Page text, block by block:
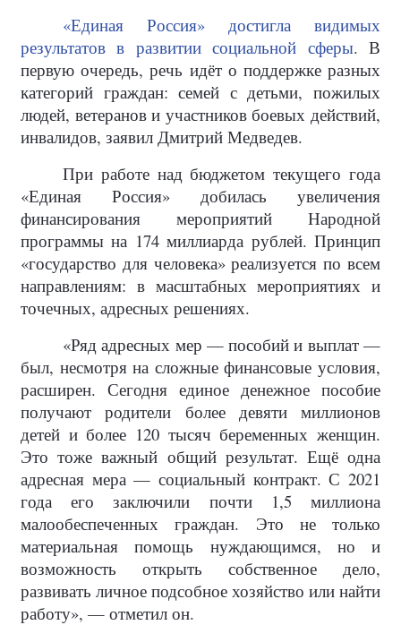
«Единая Россия» достигла видимых
результатов в развитии социальной сферы. В
первую очередь, речь идёт о поддержке разных
категорий граждан: семей с детьми, пожилых
людей, ветеранов и участников боевых действий,
инвалидов, заявил Дмитрий Медведев.
При работе над бюджетом текущего года
«Единая Россия» добилась увеличения
финансирования мероприятий Народной
программы на 174 миллиарда рублей. Принцип
«государство для человека» реализуется по всем
направлениям: в масштабных мероприятиях и
точечных, адресных решениях.
«Ряд адресных мер — пособий и выплат —
был, несмотря на сложные финансовые условия,
расширен. Сегодня единое денежное пособие
получают родители более девяти миллионов
детей и более 120 тысяч беременных женщин.
Это тоже важный общий результат. Ещё одна
адресная мера — социальный контракт. С 2021
года его заключили почти 1,5 миллиона
малообеспеченных граждан. Это не только
материальная помощь нуждающимся, но и
возможность открыть собственное дело,
развивать личное подсобное хозяйство или найти
работу», — отметил он.